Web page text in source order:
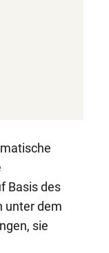
Basis des
unter dem
sie